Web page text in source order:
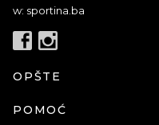
w: sportina.ba
OPŠTE
POMOĆ